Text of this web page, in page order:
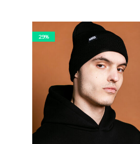
29%